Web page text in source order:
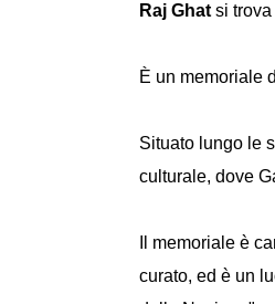
Raj Ghat si trova
È un memoriale
Situato lungo le
culturale, dove
Il memoriale è
curato, ed è un